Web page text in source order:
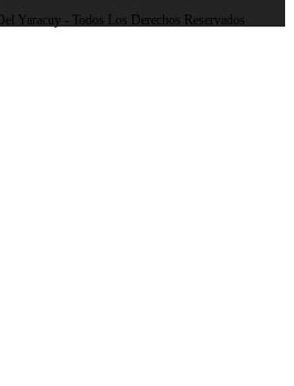
Yaracuy - Todos Los Derechos Reservados